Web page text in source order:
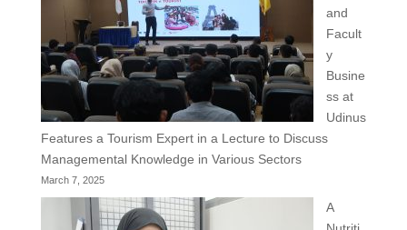
and
Facult
y
Busine
ss at
Udinus
Features a Tourism Expert in a Lecture to Discuss
Managemental Knowledge in Various Sectors
March 7, 2025
A